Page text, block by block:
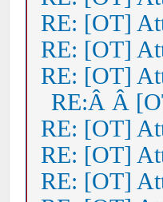
RE: [OT]
RE: [OT]
RE: [OT]
RE:Â Â
RE: [OT]
RE: [OT]
RE: [OT]